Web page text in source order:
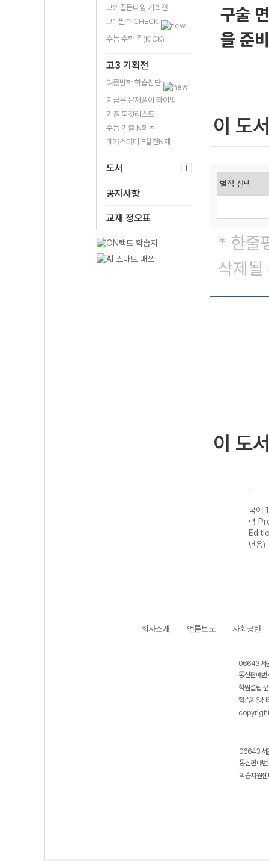
고2 골든타임 기획전
고1 필수 CHECK
수능 수학 킥(KICK)
고3 기획전
여름방학 학습진단
지금은 문제풀이 타이밍
기출 북킷리스트
수능 기출 N회독
메가스터디 E실전N제
도서
공지사항
교재 정오표
구술
을 준
이 도
* 한줄
삭제될
이 도
국어
력
년용)
회사소개 언론보도 사회공헌
06643 서
통신판매
학원설립·
학습지원
06643 서
통신판매
학습지원